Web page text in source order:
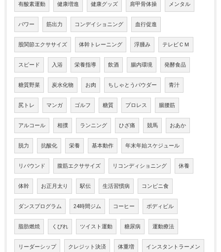
有酸素運動 健康増進 健康グッズ 肩甲骨体操 メンタル
パワー 筋出力 コンデイショニング 血行促進
股関節エクササイズ 体幹トレーニング 浮腫み テレビＣＭ
スピード 入浴 栄養指導 飲酒 腸内環境 発酵食品
糖質野菜 炭水化物 お肉 ちしゃとうパウダー 青汁
尻トレ マンガ ゴルフ 糖質 プロレス 腸腰筋
アルコール 相撲 ランニング ひざ痛 競馬 おあか
脱力 抗酸化 栄養 基本動作 年末年始スケジュール
リバウンド 腹筋エクササイズ リコンディショニング 休養
体幹 お正月太り 駅伝 生活習慣病 コンビニ食
ダンスプログラム 24時間ジム コーヒー ボディビル
脂肪燃焼 くびれ ツイスト運動 糖尿病 運動療法
リーダーシップ クレジット決済 体重増 インスタントラーメン